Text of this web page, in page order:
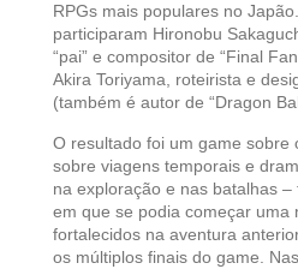
RPGs mais populares no
participaram Hironobu
“pai” e compositor de “Final
Akira Toriyama, roteirista e
(também é autor de “Dragon
O resultado foi um game sobre
sobre viagens temporais e
na exploração e nas batalhas –
em que se podia começar
fortalecidos na aventura
os múltiplos finais do game.